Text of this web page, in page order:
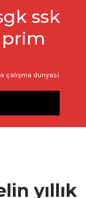
ssk
çalışma dunyasi
yıllık